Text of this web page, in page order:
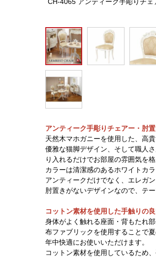
アンティーク手彫りチェアー・肘
天然木マホガニーを使用した、高
優雅な猫脚デザイン、そして職人
り入れるだけでお部屋の雰囲気を
カラーは清潔感のあるホワイトカラ
アンティークだけでなく、エレガ
肘置きがないデザインなので、テ
コットン素材を使用した手触りの
身体がよく触れる座面・背もたれ
布ファブリックを使用することで
年中快適にお使いいただけます。
コットン素材を使用しているため、